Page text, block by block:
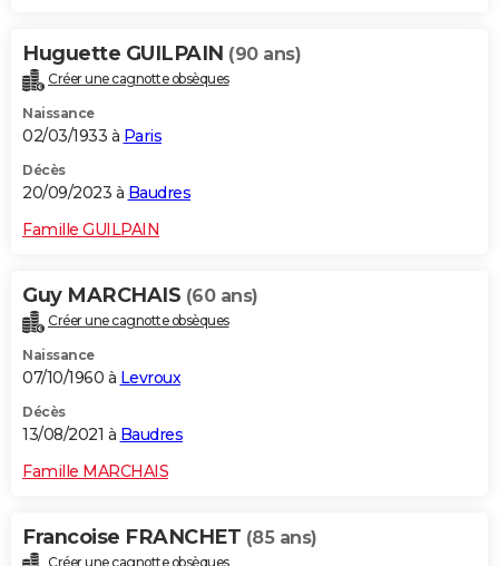
Huguette GUILPAIN (90 ans)
Créer une cagnotte obsèques
Naissance
02/03/1933 à Paris
Décès
20/09/2023 à Baudres
Famille GUILPAIN
Guy MARCHAIS (60 ans)
Créer une cagnotte obsèques
Naissance
07/10/1960 à Levroux
Décès
13/08/2021 à Baudres
Famille MARCHAIS
Francoise FRANCHET (85 ans)
Créer une cagnotte obsèques